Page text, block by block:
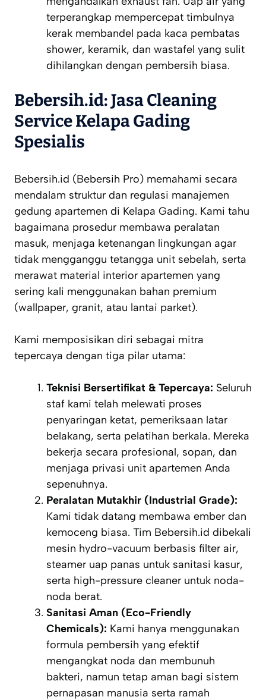
terperangkap mempercepat timbulnya
kerak membandel pada kaca pembatas
shower, keramik, dan wastafel yang sulit
dihilangkan dengan pembersih biasa.
Bebersih.id: Jasa Cleaning
Service Kelapa Gading
Spesialis
Bebersih.id (Bebersih Pro) memahami secara
mendalam struktur dan regulasi manajemen
gedung apartemen di Kelapa Gading. Kami tahu
bagaimana prosedur membawa peralatan
masuk, menjaga ketenangan lingkungan agar
tidak mengganggu tetangga unit sebelah, serta
merawat material interior apartemen yang
sering kali menggunakan bahan premium
(wallpaper, granit, atau lantai parket).
Kami memposisikan diri sebagai mitra
tepercaya dengan tiga pilar utama:
Teknisi Bersertifikat & Tepercaya: Seluruh
staf kami telah melewati proses
penyaringan ketat, pemeriksaan latar
belakang, serta pelatihan berkala. Mereka
bekerja secara profesional, sopan, dan
menjaga privasi unit apartemen Anda
sepenuhnya.
Peralatan Mutakhir (Industrial Grade):
Kami tidak datang membawa ember dan
kemoceng biasa. Tim Bebersih.id dibekali
mesin hydro-vacuum berbasis filter air,
steamer uap panas untuk sanitasi kasur,
serta high-pressure cleaner untuk noda-
noda berat.
Sanitasi Aman (Eco-Friendly
Chemicals): Kami hanya menggunakan
formula pembersih yang efektif
mengangkat noda dan membunuh
bakteri, namun tetap aman bagi sistem
pernapasan manusia serta ramah